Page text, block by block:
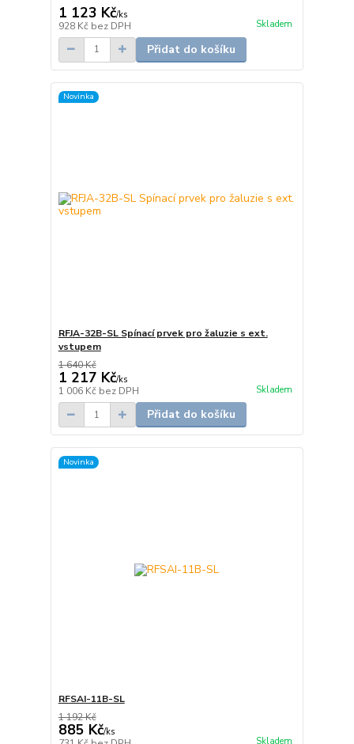
1 123 Kč/ks
928 Kč bez DPH Skladem
Přidat do košíku
Novinka
RFJA-32B-SL Spínací prvek pro žaluzie s ext.
vstupem
1 640 Kč
1 217 Kč/ks
1 006 Kč bez DPH Skladem
Přidat do košíku
Novinka
RFSAI-11B-SL
1 192 Kč
885 Kč/ks
Skladem